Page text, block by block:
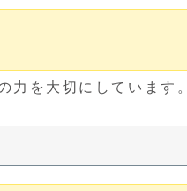
力を大切にしています。